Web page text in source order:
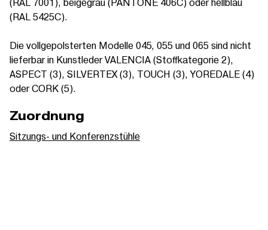
(RAL 5425C).
Die vollgepolsterten Modelle 045, 055 und 065 sind nicht
lieferbar in Kunstleder VALENCIA (Stoffkategorie 2),
ASPECT (3), SILVERTEX (3), TOUCH (3), YOREDALE (4)
oder CORK (5).
Zuordnung
Sitzungs- und Konferenzstühle